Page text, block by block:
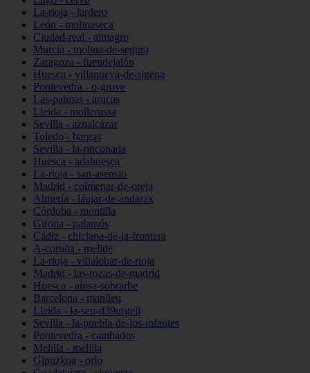
La-rioja - lardero
León - molinaseca
Ciudad-real - almagro
Murcia - molina-de-segura
Zaragoza - fuendejalón
Huesca - villanueva-de-sigena
Pontevedra - o-grove
Las-palmas - arucas
Lleida - mollerussa
Sevilla - aznalcázar
Toledo - bargas
Sevilla - la-rinconada
Huesca - adahuesca
La-rioja - san-asensio
Madrid - colmenar-de-oreja
Almería - láujar-de-andarax
Córdoba - montilla
Girona - palamós
Cádiz - chiclana-de-la-frontera
A-coruña - melide
La-rioja - villalobar-de-rioja
Madrid - las-rozas-de-madrid
Huesca - aínsa-sobrarbe
Barcelona - manlleu
Lleida - la-seu-d39urgell
Sevilla - la-puebla-de-los-infantes
Pontevedra - cambados
Melilla - melilla
Gipuzkoa - orio